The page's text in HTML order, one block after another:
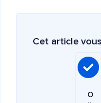
Cet article
O